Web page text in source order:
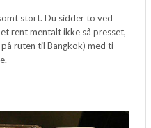
stort. Du sidder to ved
rent mentalt ikke så presset,
ruten til Bangkok) med ti